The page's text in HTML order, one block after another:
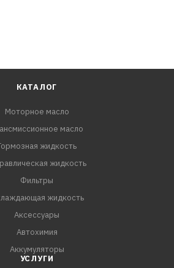
масла благодаря низкой
RD-2/RLD-2
КАТАЛОГ
Моторное масло
масло
жидкость
жидкость
Фильтры
жидкость
Аксессуары
Автохимия
Аккумуляторы
УСЛУГИ